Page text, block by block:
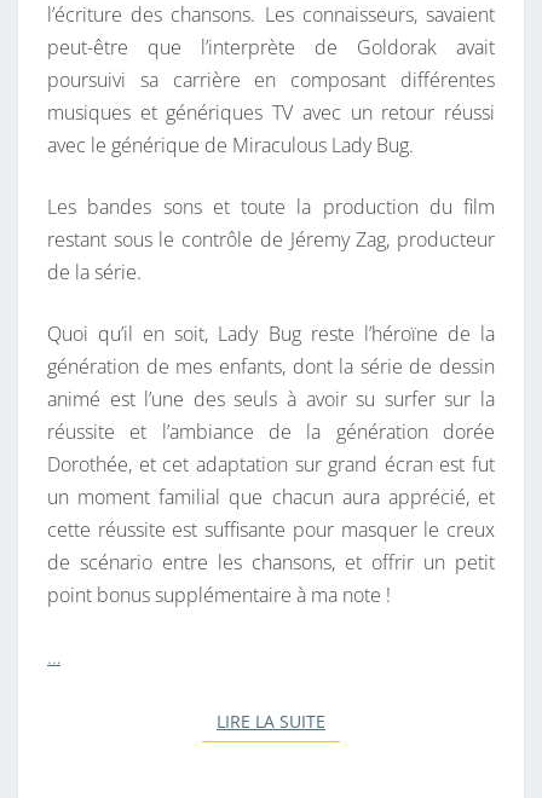
l’écriture des chansons. Les connaisseurs, savaient
peut-être que l’interprète de Goldorak avait
poursuivi sa carrière en composant différentes
musiques et génériques TV avec un retour réussi
avec le générique de Miraculous Lady Bug.
Les bandes sons et toute la production du film
restant sous le contrôle de Jéremy Zag, producteur
de la série.
Quoi qu’il en soit, Lady Bug reste l’héroïne de la
génération de mes enfants, dont la série de dessin
animé est l’une des seuls à avoir su surfer sur la
réussite et l’ambiance de la génération dorée
Dorothée, et cet adaptation sur grand écran est fut
un moment familial que chacun aura apprécié, et
cette réussite est suffisante pour masquer le creux
de scénario entre les chansons, et offrir un petit
point bonus supplémentaire à ma note !
…
LIRE LA SUITE